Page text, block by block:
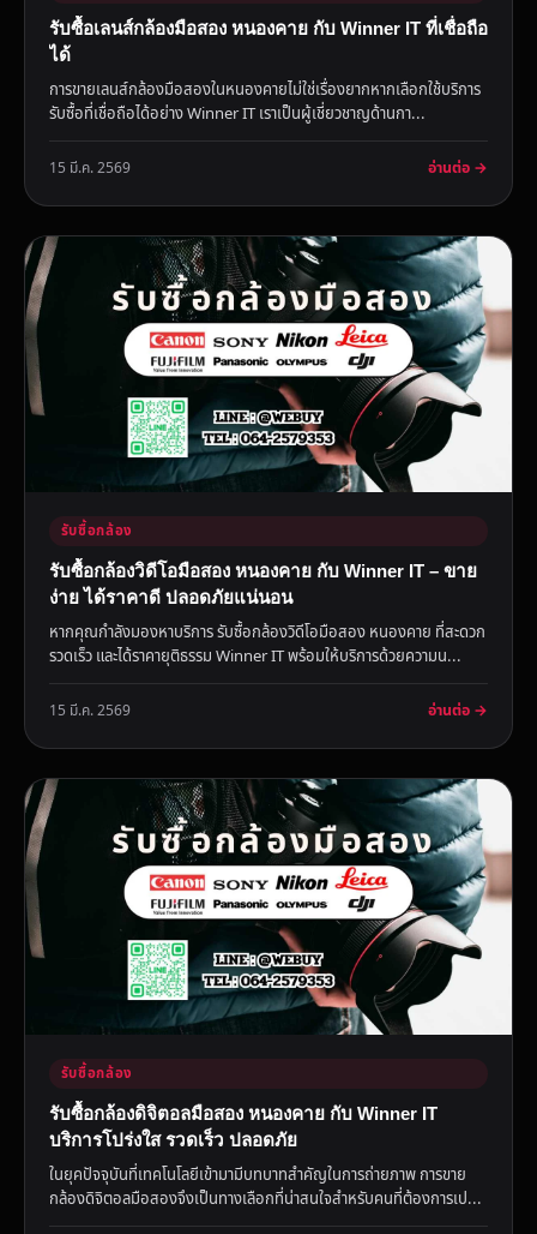
รับซื้อเลนส์กล้องมือสอง หนองคาย กับ Winner IT ที่เชื่อถือ
ได้
การขายเลนส์กล้องมือสองในหนองคายไม่ใช่เรื่องยากหากเลือกใช้บริการ
รับซื้อที่เชื่อถือได้อย่าง Winner IT เราเป็นผู้เชี่ยวชาญด้านกา...
15 มี.ค. 2569 อ่านต่อ →
รับซื้อกล้อง
รับซื้อกล้องวิดีโอมือสอง หนองคาย กับ Winner IT – ขาย
ง่าย ได้ราคาดี ปลอดภัยแน่นอน
หากคุณกำลังมองหาบริการ รับซื้อกล้องวิดีโอมือสอง หนองคาย ที่สะดวก
รวดเร็ว และได้ราคายุติธรรม Winner IT พร้อมให้บริการด้วยความน...
15 มี.ค. 2569 อ่านต่อ →
รับซื้อกล้อง
รับซื้อกล้องดิจิตอลมือสอง หนองคาย กับ Winner IT
บริการโปร่งใส รวดเร็ว ปลอดภัย
ในยุคปัจจุบันที่เทคโนโลยีเข้ามามีบทบาทสำคัญในการถ่ายภาพ การขาย
กล้องดิจิตอลมือสองจึงเป็นทางเลือกที่น่าสนใจสำหรับคนที่ต้องการเป...